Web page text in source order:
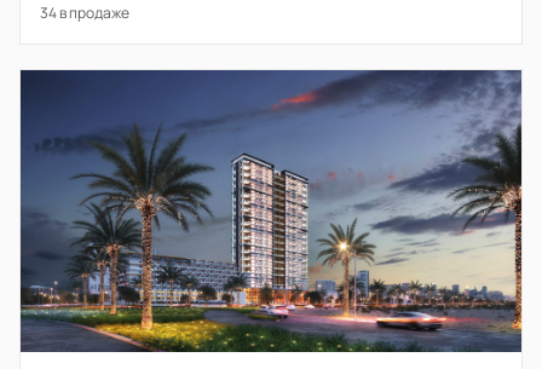
34 в продаже